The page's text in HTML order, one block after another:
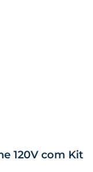
120V com Kit